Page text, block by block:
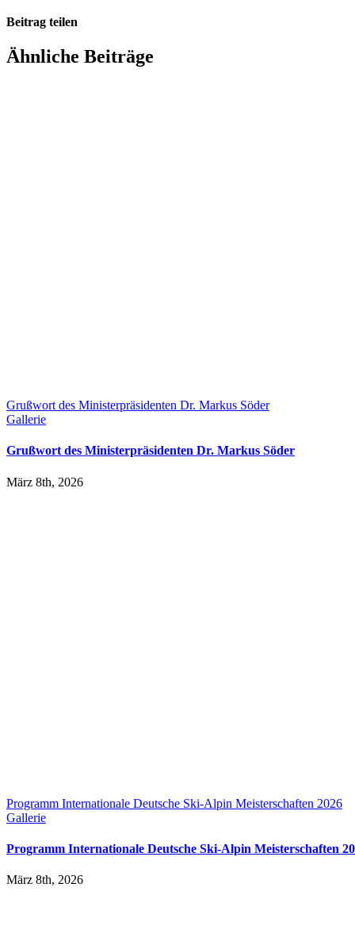
Beitrag teilen
Facebook
X
LinkedIn
WhatsApp
E-
Mail
Ähnliche Beiträge
Grußwort des Ministerpräsidenten Dr. Markus Söder
Gallerie
Grußwort des Ministerpräsidenten Dr. Markus Söder
März 8th, 2026
Programm Internationale Deutsche Ski-Alpin Meisterschaften 2026
Gallerie
Programm Internationale Deutsche Ski-Alpin Meisterschaften
März 8th, 2026